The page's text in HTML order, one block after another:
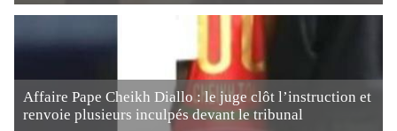
Affaire Pape Cheikh Diallo : le juge clôt l’instruction et
renvoie plusieurs inculpés devant le tribunal